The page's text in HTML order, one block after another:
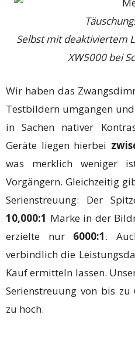
Selbst mit deaktiviertem
XW5000 bei
Wir haben das
Testbildern umgangen
in Sachen nativer
Geräte liegen hierbei
was merklich weniger
Vorgängern. Gleichzeitig
Serienstreuung: Der
10,000:1 Marke in der
erzielte nur 6000:1.
verbindlich die
Kauf ermitteln lassen.
Serienstreuung von bis zu
zu hoch.